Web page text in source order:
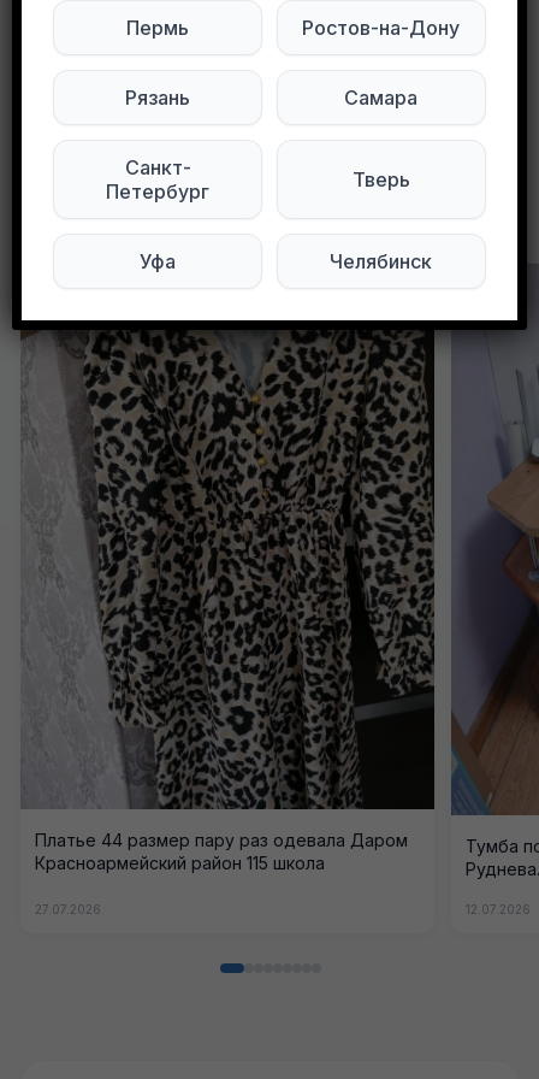
Мы в Telegram Мы в ВКонтакте
0 94 просмотров
Другие объявления в этом городе
Платье 44 размер пару раз одевала Даром
Красноармейский район 115 школа
27.07.2026
Тумба
12.07.2026
Пермь Ростов-на-Дону
Рязань Самара
Санкт-
Петербург
Тверь
Уфа Челябинск